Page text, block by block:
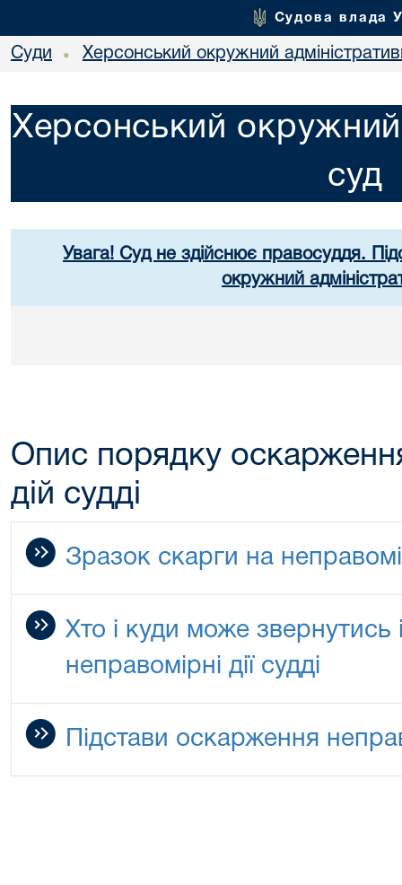
Судова влада
Суди • Херсонський окружний
Херсонський окружний
суд
Увага! Суд не здійснює правосуддя.
окружний
Опис порядку
дій судді
Зразок скарги на
Хто і куди може звернутись
неправомірні дії судді
Підстави оскарження